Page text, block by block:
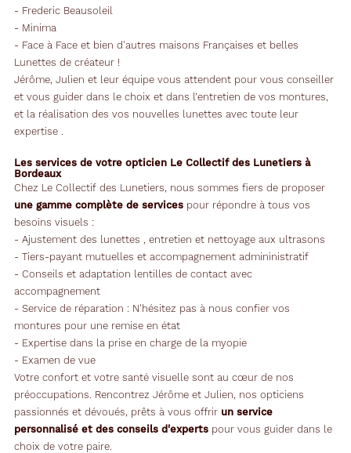
- Frederic Beausoleil
- Minima
- Face à Face et bien d'autres maisons Françaises et belles
Lunettes de créateur !
Jérôme, Julien et leur équipe vous attendent pour vous conseiller
et vous guider dans le choix et dans l’entretien de vos montures,
et la réalisation des vos nouvelles lunettes avec toute leur
expertise .
Les services de votre opticien Le Collectif des Lunetiers à
Bordeaux
Chez Le Collectif des Lunetiers, nous sommes fiers de proposer
une gamme complète de services pour répondre à tous vos
besoins visuels :
- Ajustement des lunettes , entretien et nettoyage aux ultrasons
- Tiers-payant mutuelles et accompagnement admininistratif
- Conseils et adaptation lentilles de contact avec
accompagnement
- Service de réparation : N'hésitez pas à nous confier vos
montures pour une remise en état
- Expertise dans la prise en charge de la myopie
- Examen de vue
Votre confort et votre santé visuelle sont au cœur de nos
préoccupations. Rencontrez Jérôme et Julien, nos opticiens
passionnés et dévoués, prêts à vous offrir un service
personnalisé et des conseils d'experts pour vous guider dans le
choix de votre paire.